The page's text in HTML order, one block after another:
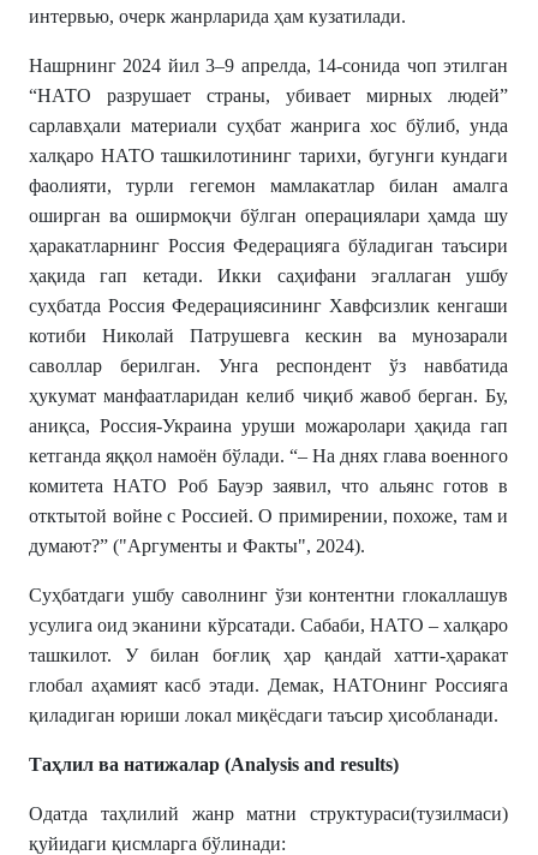
интервью, очерк жанрларида ҳам кузатилади.
Нашрнинг 2024 йил 3–9 апрелда, 14-сонида чоп этилган
“НАТО разрушает страны, убивает мирных людей”
сарлавҳали материали суҳбат жанрига хос бўлиб, унда
халқаро НАТО ташкилотининг тарихи, бугунги кундаги
фаолияти, турли гегемон мамлакатлар билан амалга
оширган ва оширмоқчи бўлган операциялари ҳамда шу
ҳаракатларнинг Россия Федерацияга бўладиган таъсири
ҳақида гап кетади. Икки саҳифани эгаллаган ушбу
суҳбатда Россия Федерациясининг Хавфсизлик кенгаши
котиби Николай Патрушевга кескин ва мунозарали
саволлар берилган. Унга респондент ўз навбатида
ҳукумат манфаатларидан келиб чиқиб жавоб берган. Бу,
аниқса, Россия-Украина уруши можаролари ҳақида гап
кетганда яққол намоён бўлади. “– На днях глава военного
комитета НАТО Роб Бауэр заявил, что альянс готов в
отктытой войне с Россией. О примирении, похоже, там и
думают?” ("Аргументы и Факты", 2024).
Суҳбатдаги ушбу саволнинг ўзи контентни глокаллашув
усулига оид эканини кўрсатади. Сабаби, НАТО – халқаро
ташкилот. У билан боғлиқ ҳар қандай хатти-ҳаракат
глобал аҳамият касб этади. Демак, НАТОнинг Россияга
қиладиган юриши локал миқёсдаги таъсир ҳисобланади.
Таҳлил ва натижалар (Analysis аnd results)
Одатда таҳлилий жанр матни структураси(тузилмаси)
қуйидаги қисмларга бўлинади: